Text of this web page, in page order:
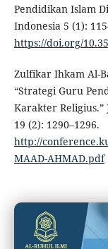
Pendidikan Islam
Indonesia 5 (1):
https://doi.org/
Zulfikar Ihkam Al-
“Strategi Guru
Karakter
19 (2): 1290–1296.
http://
MAAD-AHMAD.pdf